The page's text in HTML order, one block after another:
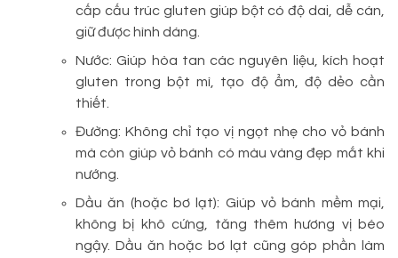
cấp cấu trúc gluten giúp bột có độ dai, dễ cán,
giữ được hình dáng.
Nước: Giúp hòa tan các nguyên liệu, kích hoạt
gluten trong bột mì, tạo độ ẩm, độ dẻo cần
thiết.
Đường: Không chỉ tạo vị ngọt nhẹ cho vỏ bánh
mà còn giúp vỏ bánh có màu vàng đẹp mắt khi
nướng.
Dầu ăn (hoặc bơ lạt): Giúp vỏ bánh mềm mại,
không bị khô cứng, tăng thêm hương vị béo
ngậy. Dầu ăn hoặc bơ lạt cũng góp phần làm